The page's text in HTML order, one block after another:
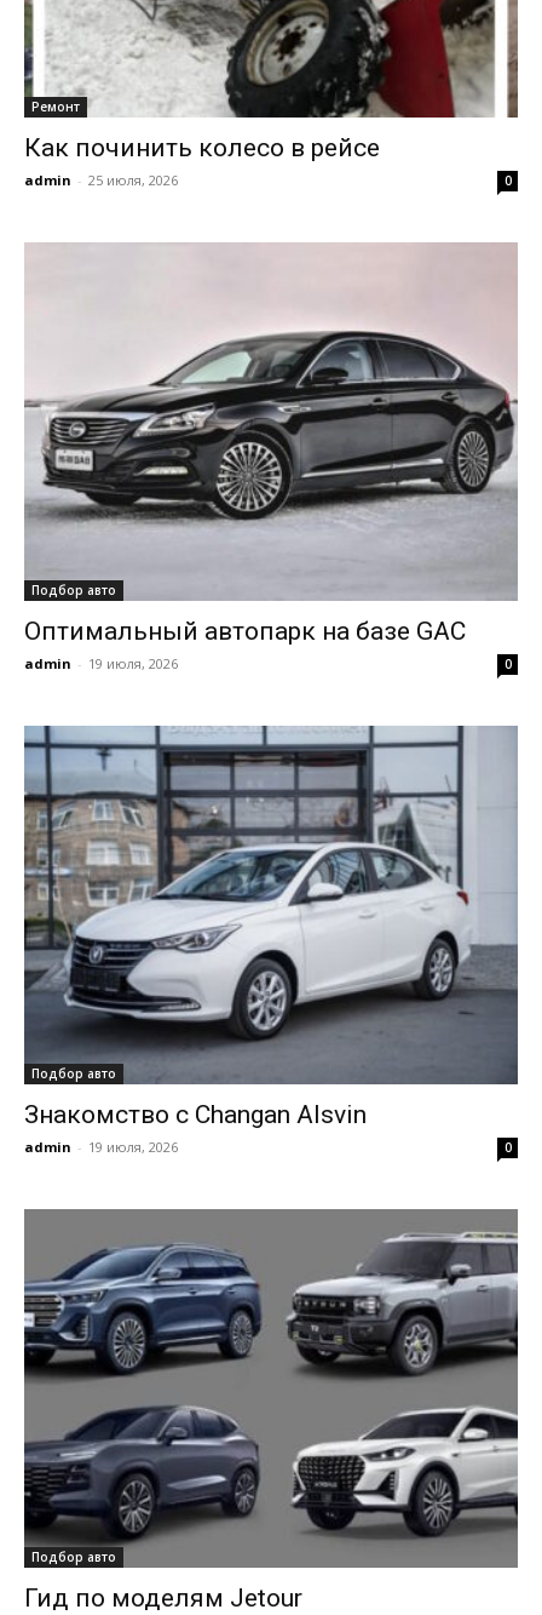
Ремонт
Как починить колесо в рейсе
admin - 25 июля, 2026 0
Подбор авто
Оптимальный автопарк на базе GAC
admin - 19 июля, 2026 0
Подбор авто
Знакомство с Changan Alsvin
admin - 19 июля, 2026 0
Подбор авто
Гид по моделям Jetour